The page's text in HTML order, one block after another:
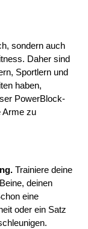
sondern auch
Daher sind
Sportlern und
haben,
PowerBlock-
Arme zu
Trainiere deine
deinen
eine
oder ein Satz